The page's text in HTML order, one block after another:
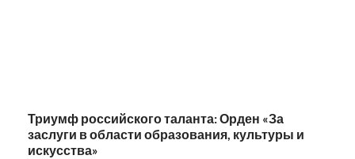
Триумф российского таланта: Орден «За
заслуги в области образования, культуры и
искусства»